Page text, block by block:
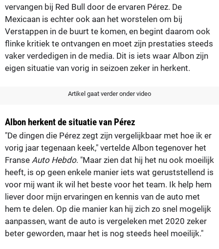
vervangen bij Red Bull door de ervaren Pérez. De
Mexicaan is echter ook aan het worstelen om bij
Verstappen in de buurt te komen, en begint daarom ook
flinke kritiek te ontvangen en moet zijn prestaties steeds
vaker verdedigen in de media. Dit is iets waar Albon zijn
eigen situatie van vorig in seizoen zeker in herkent.
Artikel gaat verder onder video
Albon herkent de situatie van Pérez
"De dingen die Pérez zegt zijn vergelijkbaar met hoe ik er
vorig jaar tegenaan keek," vertelde Albon tegenover het
Franse Auto Hebdo. "Maar zien dat hij het nu ook moeilijk
heeft, is op geen enkele manier iets wat geruststellend is
voor mij want ik wil het beste voor het team. Ik help hem
liever door mijn ervaringen en kennis van de auto met
hem te delen. Op die manier kan hij zich zo snel mogelijk
aanpassen, want de auto is vergeleken met 2020 zeker
beter geworden, maar het is nog steeds heel moeilijk."